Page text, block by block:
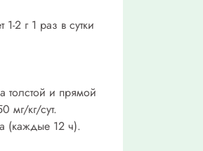
2 г 1 раз в сутки
толстой и прямой
мг/кг/сут.
(каждые 12 ч).